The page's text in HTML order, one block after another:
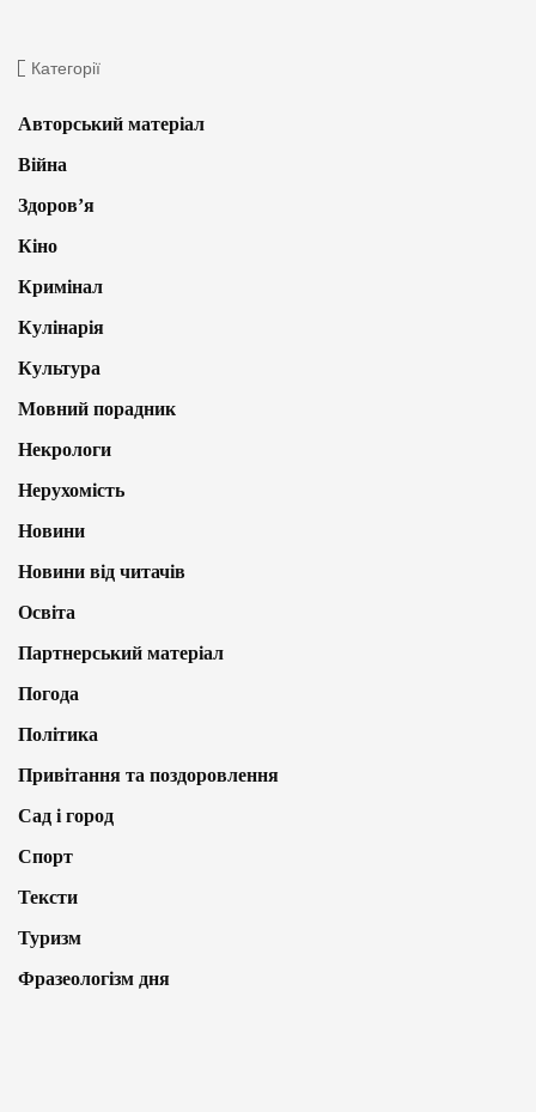
Категорії
Авторський матеріал
Війна
Здоров’я
Кіно
Кримінал
Кулінарія
Культура
Мовний порадник
Некрологи
Нерухомість
Новини
Новини від читачів
Освіта
Партнерський матеріал
Погода
Політика
Привітання та поздоровлення
Сад і город
Спорт
Тексти
Туризм
Фразеологізм дня